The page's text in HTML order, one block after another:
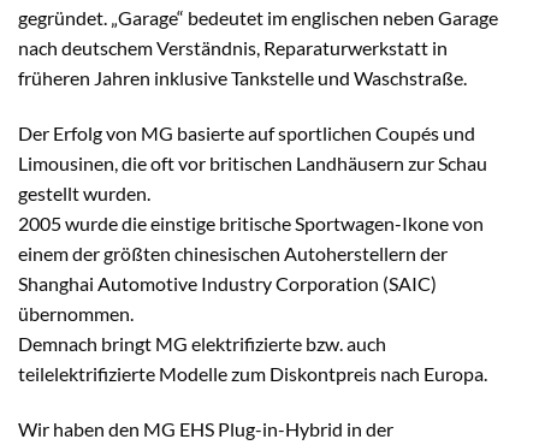
gegründet. „Garage“ bedeutet im englischen neben Garage
nach deutschem Verständnis, Reparaturwerkstatt in
früheren Jahren inklusive Tankstelle und Waschstraße.
Der Erfolg von MG basierte auf sportlichen Coupés und
Limousinen, die oft vor britischen Landhäusern zur Schau
gestellt wurden.
2005 wurde die einstige britische Sportwagen-Ikone von
einem der größten chinesischen Autoherstellern der
Shanghai Automotive Industry Corporation (SAIC)
übernommen.
Demnach bringt MG elektrifizierte bzw. auch
teilelektrifizierte Modelle zum Diskontpreis nach Europa.
Wir haben den MG EHS Plug-in-Hybrid in der